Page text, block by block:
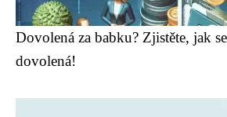
Dovolená za babku? Zjistěte, jak
dovolená!